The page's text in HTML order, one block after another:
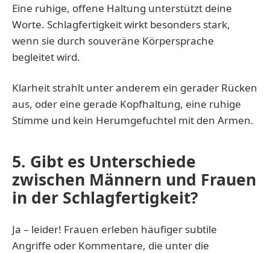
Eine ruhige, offene Haltung unterstützt deine
Worte. Schlagfertigkeit wirkt besonders stark,
wenn sie durch souveräne Körpersprache
begleitet wird.
Klarheit strahlt unter anderem ein gerader Rücken
aus, oder eine gerade Kopfhaltung, eine ruhige
Stimme und kein Herumgefuchtel mit den Armen.
5. Gibt es Unterschiede
zwischen Männern und Frauen
in der Schlagfertigkeit?
Ja – leider! Frauen erleben häufiger subtile
Angriffe oder Kommentare, die unter die